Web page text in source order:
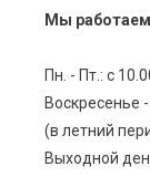
Мы
Пн. - Пт.: с
Воскресенье
(в летний
Выходной